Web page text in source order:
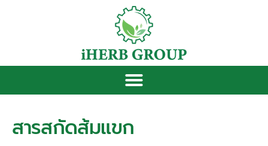
สารสกัดส้มแขก